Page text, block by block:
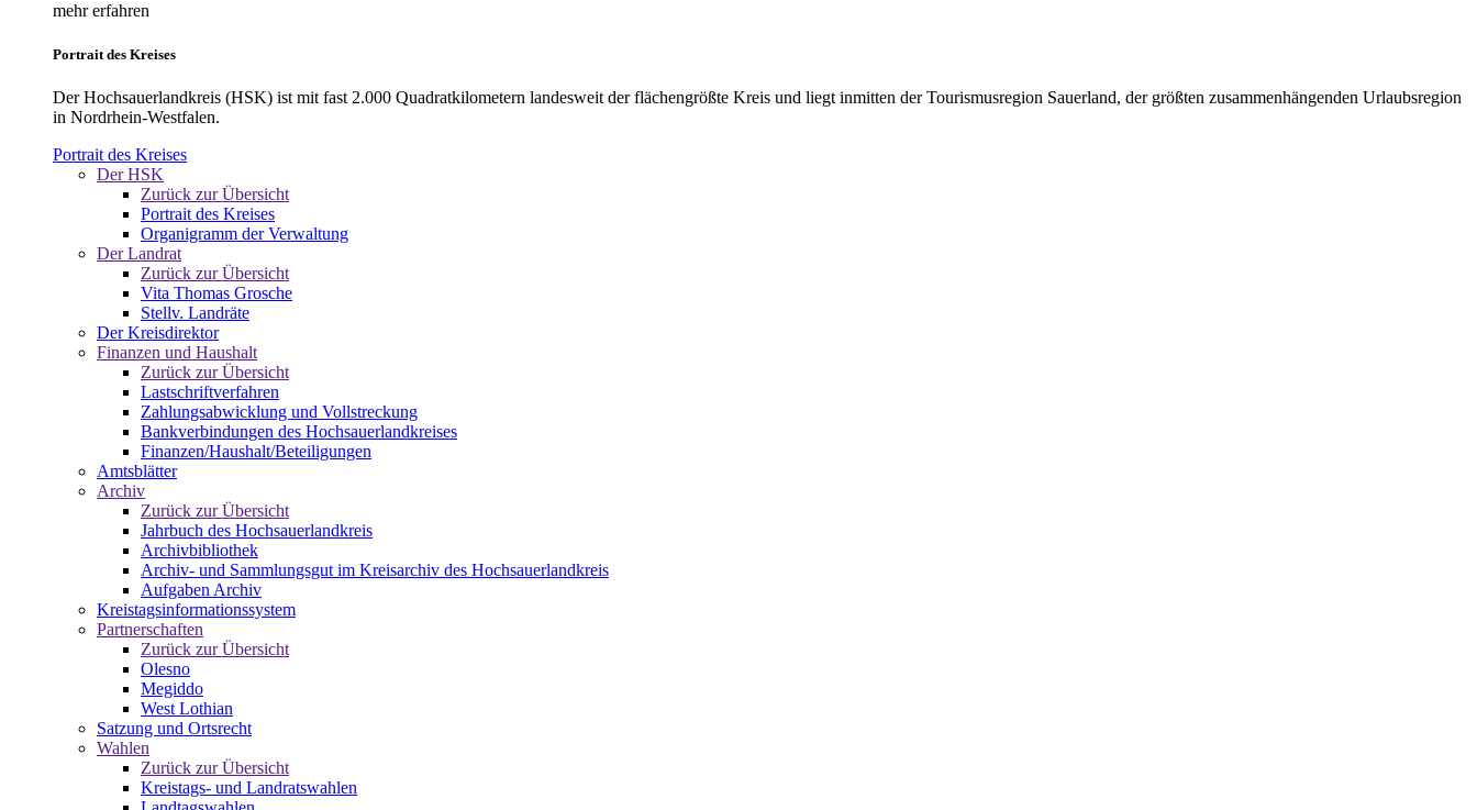
mehr erfahren
Portrait des Kreises
Der Hochsauerlandkreis (HSK) ist mit fast 2.000 Quadratkilometern landesweit der flächengrößte Kreis und liegt inmitten der Tourismusregion Sauerland, der größten zusammenhängenden Urlaubsregion
in Nordrhein-Westfalen.
Portrait des Kreises
Der HSK
Zurück zur Übersicht
Portrait des Kreises
Organigramm der Verwaltung
Der Landrat
Zurück zur Übersicht
Vita Thomas Grosche
Stellv. Landräte
Der Kreisdirektor
Finanzen und Haushalt
Zurück zur Übersicht
Lastschriftverfahren
Zahlungsabwicklung und Vollstreckung
Bankverbindungen des Hochsauerlandkreises
Finanzen/Haushalt/Beteiligungen
Amtsblätter
Archiv
Zurück zur Übersicht
Jahrbuch des Hochsauerlandkreis
Archivbibliothek
Archiv- und Sammlungsgut im Kreisarchiv des Hochsauerlandkreis
Aufgaben Archiv
Kreistagsinformationssystem
Partnerschaften
Zurück zur Übersicht
Olesno
Megiddo
West Lothian
Satzung und Ortsrecht
Wahlen
Zurück zur Übersicht
Kreistags- und Landratswahlen